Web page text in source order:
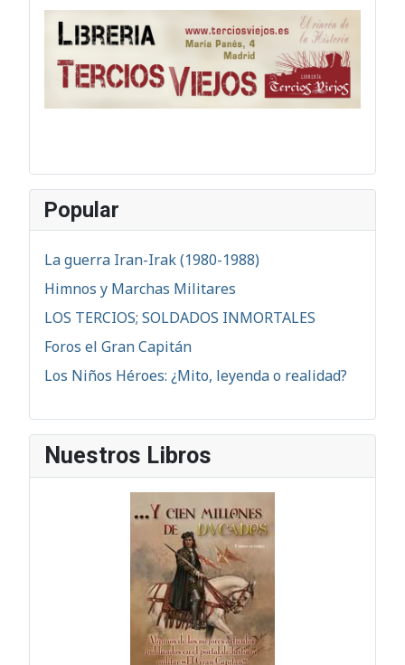
Popular
La guerra Iran-Irak (1980-1988)
Himnos y Marchas Militares
LOS TERCIOS; SOLDADOS INMORTALES
Foros el Gran Capitán
Los Niños Héroes: ¿Mito, leyenda o realidad?
Nuestros Libros